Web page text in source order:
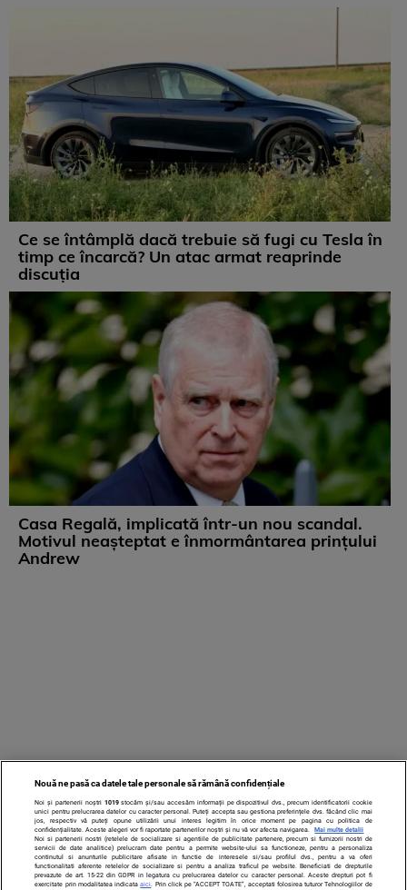
Ce se întâmplă dacă trebuie să fugi cu Tesla în
timp ce încarcă? Un atac armat reaprinde
discuția
Casa Regală, implicată într-un nou scandal.
Motivul neașteptat e înmormântarea prințului
Andrew
Nouă ne pasă ca datele tale personale să rămână confidențiale
Noi și partenerii noștri 1019stocăm și/sau accesăm informații pe dispozitivul dvs., precum identificatorii cookie
unici pentru prelucrarea datelor cu caracter personal. Puteți accepta sau gestiona preferințele dvs. făcând clic mai
jos, respectiv vă puteți opune utilizării unui interes legitim în orice moment pe pagina cu politica de
confidențialitate. Aceste alegeri vor fi raportate partenerilor noștri și nu vă vor afecta navigarea.
Mai multe detalii
Noi si partenerii nostri (retelele de socializare si agentiile de publicitate partenere, precum si furnizorii nostri de
servicii de date analitice) prelucram date pentru a permite website-ului sa functioneze, pentru a personaliza
continutul si anunturile publicitare afisate in functie de interesele si/sau profilul dvs., pentru a va oferi
functionalitati aferente retelelor de socializare si pentru a analiza traficul pe website. Beneficiati de drepturile
prevazute de art. 15-22 din GDPR in legatura cu prelucrarea datelor cu caracter personal. Aceste drepturi pot fi
exercitate prin modalitatea indicataaici . Prin click pe “ACCEPT TOATE”, acceptati folosirea tuturor Tehnologiilor de